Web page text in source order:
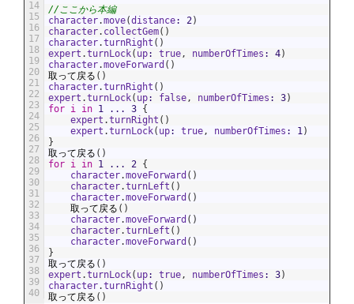
14
15
16
17
18
19
20
21
22
23
24
25
26
27
28
29
30
31
32
33
34
35
36
37
38
39
40
//ここから本編
character.move(distance: 2)
character. collectGem( )
character.turnRight ( )
expert .turnLock( up: true, numberOfTimes : 4)
character.moveForward ( )
取って戻る ( )
character.turnRight ( )
expert .turnLock( up: false, numberOfTimes : 3)
for i in 1 ... 3 {
expert .turnRight ( )
expert .turnLock( up: true, numberOfTimes : 1)
}
取って戻る ( )
for i in 1 ... 2 {
character.moveForward ( )
character.turnLeft ( )
character.moveForward ( )
取って戻る ( )
character.moveForward ( )
character.turnLeft ( )
character.moveForward ( )
}
取って戻る ( )
expert .turnLock( up: true, numberOfTimes : 3)
character.turnRight ( )
取って戻る ( )